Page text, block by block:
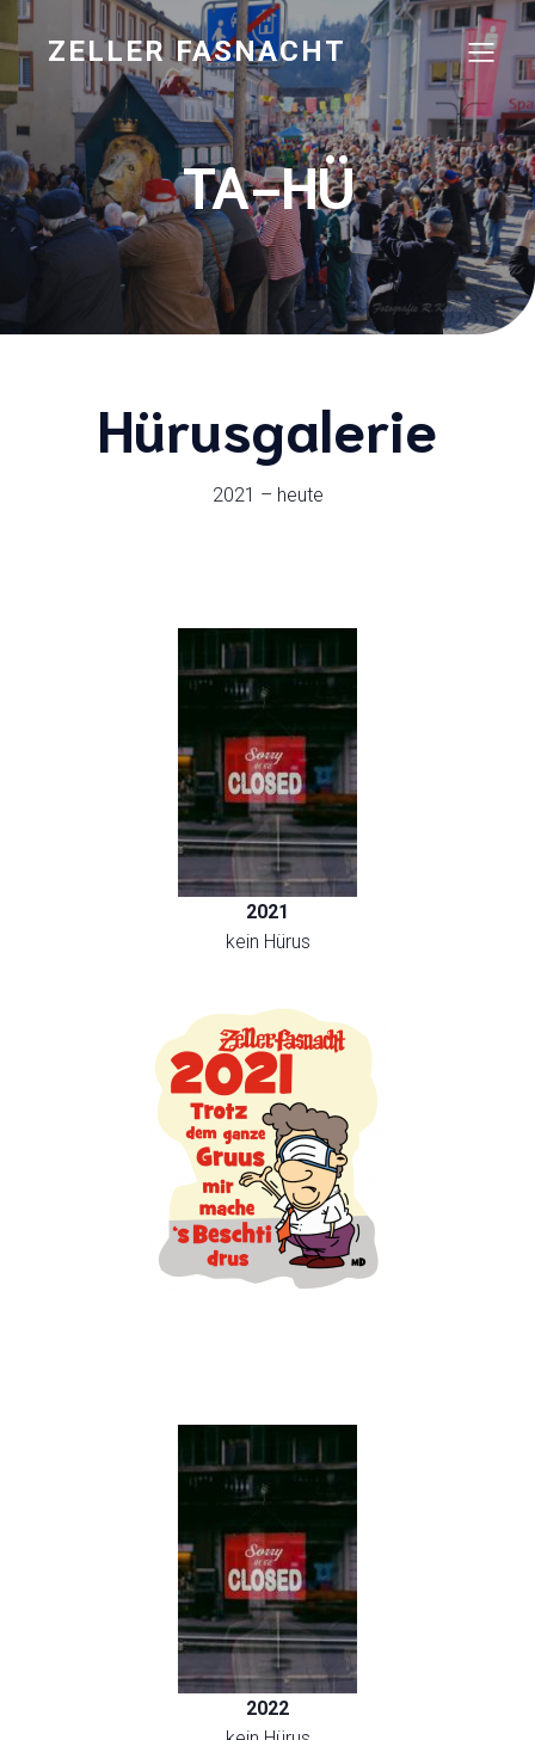
ZELLER FASNACHT
TA-HÜ
Hürusgalerie
2021 – heute
2021
kein Hürus
2022